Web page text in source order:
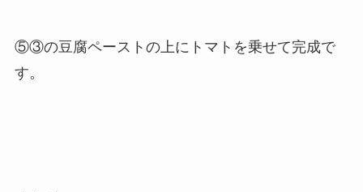
⑤③の豆腐ペーストの上にトマトを乗せて完成で
す。